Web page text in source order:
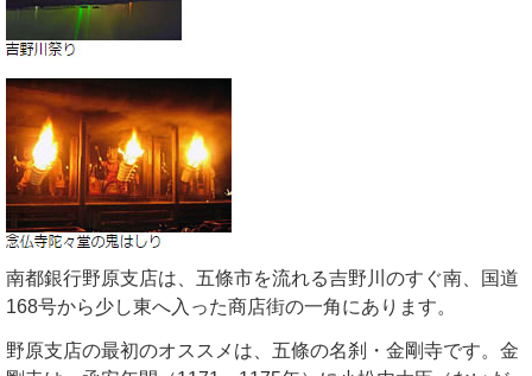
南都銀行野原支店は、五條市を流れる吉野川のすぐ南、国道
168号から少し東へ入った商店街の一角にあります。
野原支店の最初のオススメは、五條の名刹・金剛寺です。金